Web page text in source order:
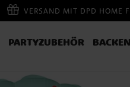
VERSAND MIT DPD HOME
PARTYZUBEHÖR BACKEN